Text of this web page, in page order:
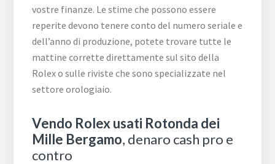
vostre finanze. Le stime che possono essere
reperite devono tenere conto del numero seriale e
dell’anno di produzione, potete trovare tutte le
mattine corrette direttamente sul sito della
Rolex o sulle riviste che sono specializzate nel
settore orologiaio.
Vendo Rolex usati Rotonda dei
Mille Bergamo, denaro cash pro e
contro